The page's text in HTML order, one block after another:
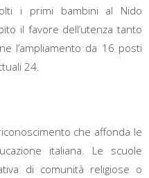
i primi bambini al Nido
il favore dell’utenza tanto
l’ampliamento da 16 posti
24.
che affonda le
italiana. Le scuole
di comunità religiose o